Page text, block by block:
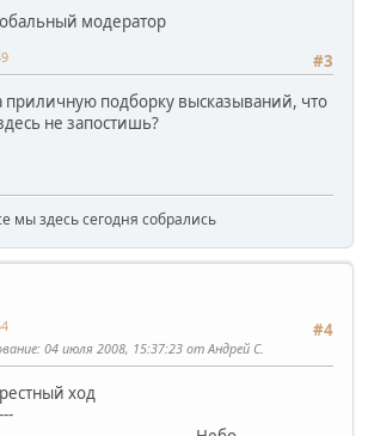
модератор
#3
приличную подборку высказываний, что
не запостишь?
мы здесь сегодня собрались
#4
: 04 июля 2008, 15:37:23 от Андрей С.
ход